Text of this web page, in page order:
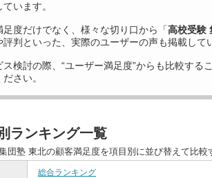
います。
足度だけでなく、様々な切り口から「高校受験
評判といった、実際のユーザーの声も掲載して
ス検討の際、“ユーザー満足度”からも比較する
さい。
ランキング一覧
団塾 東北の顧客満足度を項目別に並び替えて比較
総合ランキング